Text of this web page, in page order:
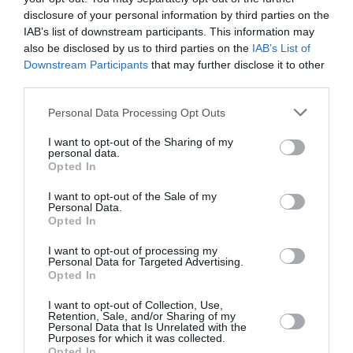
disclosure of your personal information by third parties on the
IAB’s list of downstream participants. This information may
also be disclosed by us to third parties on the IAB’s List of
Downstream Participants that may further disclose it to other
Personal Data Processing Opt Outs
I want to opt-out of the Sharing of my
personal data.
Opted In
I want to opt-out of the Sale of my
Personal Data.
Opted In
I want to opt-out of processing my
Personal Data for Targeted Advertising.
Opted In
I want to opt-out of Collection, Use,
Retention, Sale, and/or Sharing of my
Personal Data that Is Unrelated with the
Purposes for which it was collected.
Rămân deschis dialogului cu toate asociațiile din
pentru a le veni în întâmpinarea
proiectelor atât cât este de competența mea.
proiect care a creat o percepție pozitivă
, stimulând,
care participă activ la dialogul cultural european,
valorificând, în acelaşi timp simbolurile Uniunii
Europene.”